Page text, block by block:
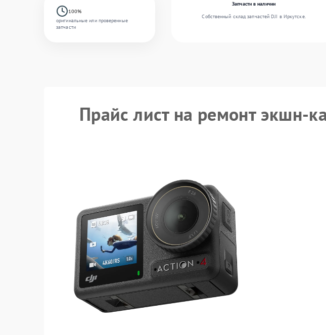
100%
оригинальные или проверенные
запчасти
Запчасти в наличии
Собственный склад запчастей DJI в Иркутске.
Прайс лист на ремонт экшн-